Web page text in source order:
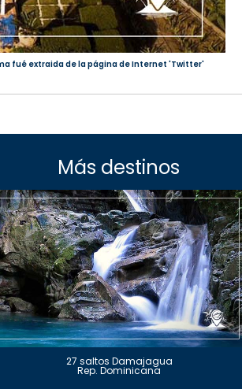
fué extraida de la página de Internet 'Twitter'
Más destinos
27 saltos Damajagua
Rep. Dominicana